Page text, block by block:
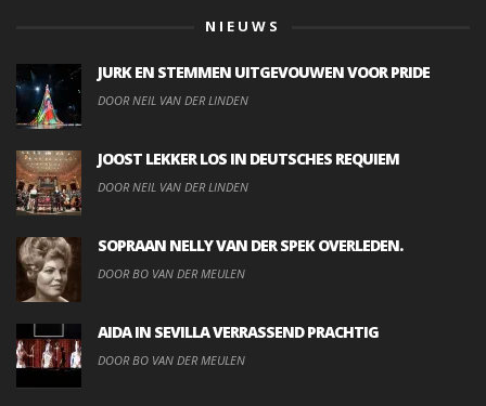
NIEUWS
JURK EN STEMMEN UITGEVOUWEN VOOR PRIDE
DOOR NEIL VAN DER LINDEN
JOOST LEKKER LOS IN DEUTSCHES REQUIEM
DOOR NEIL VAN DER LINDEN
SOPRAAN NELLY VAN DER SPEK OVERLEDEN.
DOOR BO VAN DER MEULEN
AIDA IN SEVILLA VERRASSEND PRACHTIG
DOOR BO VAN DER MEULEN